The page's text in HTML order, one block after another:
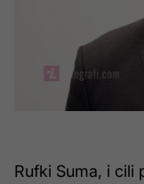
Rufki Suma, i cili